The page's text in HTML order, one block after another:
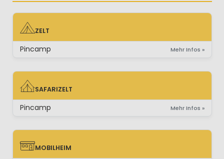
ZELT
ZELT
Pincamp Mehr Infos »
SAFARIZELT
SAFARIZELT
Pincamp Mehr Infos »
MOBILHEIM
MOBILHEIM